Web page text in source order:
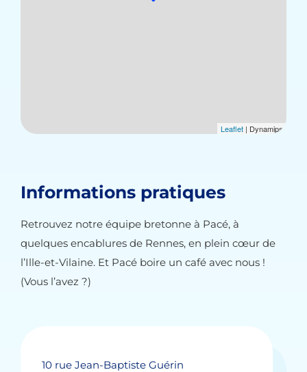
Leaflet | Dynamips
Informations pratiques
Retrouvez notre équipe bretonne à Pacé, à
quelques encablures de Rennes, en plein cœur de
l’Ille-et-Vilaine. Et Pacé boire un café avec nous !
(Vous l’avez ?)
10 rue Jean-Baptiste Guérin